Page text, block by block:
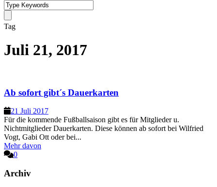
Tag
Juli 21, 2017
Ab sofort gibt´s Dauerkarten
21 Juli 2017
Für die kommende Fußballsaison gibt es für Mitglieder u.
Nichtmitglieder Dauerkarten. Diese können ab sofort bei Wilfried
Vogt, Gabi Ott oder bei...
Mehr davon
0
Archiv